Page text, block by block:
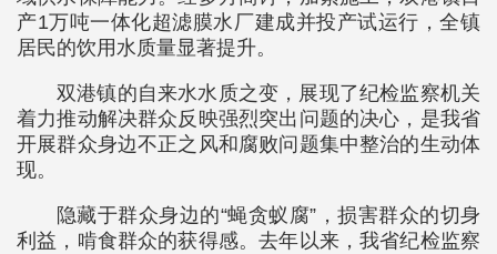
产1万吨一体化超滤膜水厂建成并投产试运行，全镇
居民的饮用水质量显著提升。
双港镇的自来水水质之变，展现了纪检监察机关
着力推动解决群众反映强烈突出问题的决心，是我省
开展群众身边不正之风和腐败问题集中整治的生动体
现。
隐藏于群众身边的“蝇贪蚁腐”，损害群众的切身
利益，啃食群众的获得感。去年以来，我省纪检监察